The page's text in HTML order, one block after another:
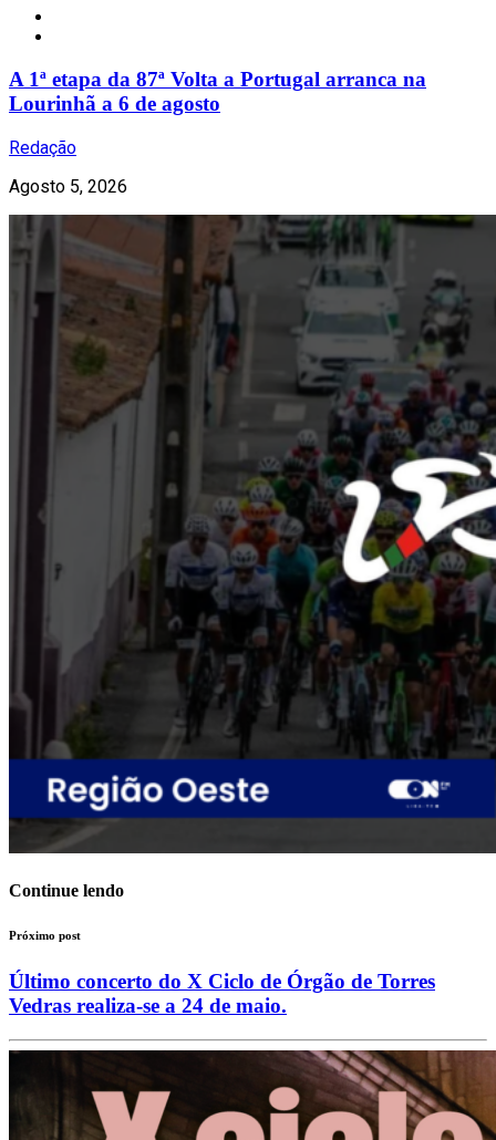
A 1ª etapa da 87ª Volta a Portugal arranca na
Lourinhã a 6 de agosto
Redação
Agosto 5, 2026
Continue lendo
Próximo post
Último concerto do X Ciclo de Órgão de Torres
Vedras realiza-se a 24 de maio.